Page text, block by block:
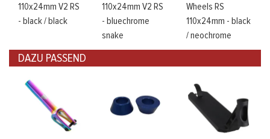
110x24mm V2 RS
- black / black
110x24mm V2 RS
- bluechrome
snake
Wheels RS
110x24mm - black
/ neochrome
DAZU PASSEND